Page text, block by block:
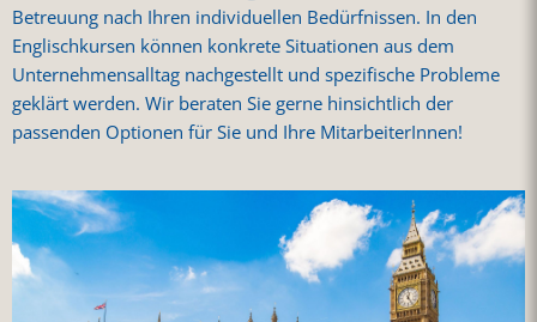
Betreuung nach Ihren individuellen Bedürfnissen. In den
Englischkursen können konkrete Situationen aus dem
Unternehmensalltag nachgestellt und spezifische Probleme
geklärt werden. Wir beraten Sie gerne hinsichtlich der
passenden Optionen für Sie und Ihre MitarbeiterInnen!